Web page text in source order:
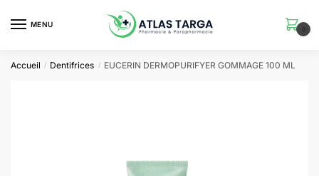
MENU
0
Accueil / Dentifrices / EUCERIN DERMOPURIFYER GOMMAGE 100 ML